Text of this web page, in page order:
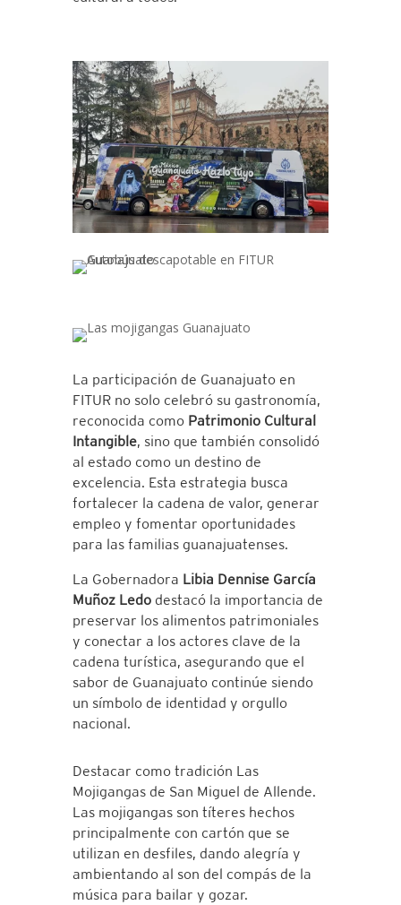
La participación de Guanajuato en
FITUR no solo celebró su gastronomía,
reconocida como Patrimonio Cultural
Intangible, sino que también consolidó
al estado como un destino de
excelencia. Esta estrategia busca
fortalecer la cadena de valor, generar
empleo y fomentar oportunidades
para las familias guanajuatenses.
La Gobernadora Libia Dennise García
Muñoz Ledodestacó la importancia de
preservar los alimentos patrimoniales
y conectar a los actores clave de la
cadena turística, asegurando que el
sabor de Guanajuato continúe siendo
un símbolo de identidad y orgullo
nacional.
Destacar como tradición Las
Mojigangas de San Miguel de Allende.
Las mojigangas son títeres hechos
principalmente con cartón que se
utilizan en desfiles, dando alegría y
ambientando al son del compás de la
música para bailar y gozar.